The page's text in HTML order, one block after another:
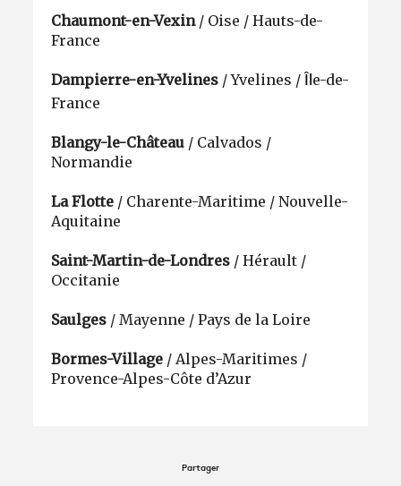
Chaumont-en-Vexin / Oise / Hauts-de-
France
Dampierre-en-Yvelines / Yvelines / e-de-
France
Blangy-le-Château / Calvados /
Normandie
La Flotte / Charente-Maritime / Nouvelle-
Aquitaine
Saint-Martin-de-Londres / Hérault /
Occitanie
Saulges / Mayenne / Pays de la Loire
Bormes-Village / Alpes-Maritimes /
Provence-Alpes-Côte d’Azur
Partager